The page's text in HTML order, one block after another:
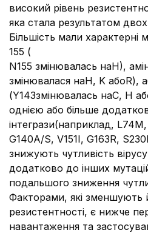
високий рівень
яка стала результатом
Більшість мали характерні
155 (
N155 змінювалась наH),
змінювалася наH, K абоR),
(Y143змінювалась наC, H
однією або більше
інтегрази(наприклад,
G140A/S, V151I, G163R,
знижують чутливість
додатково до інших
подальшого зниження
Факторами, які зменшують
резистентності, є нижче
навантаження та